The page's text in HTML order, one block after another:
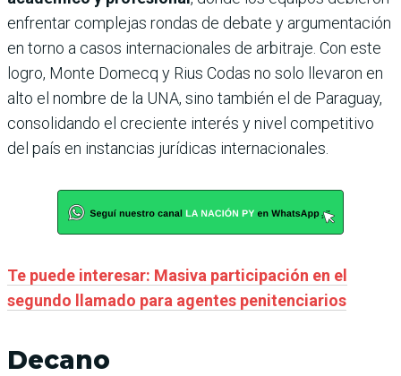
enfrentar complejas rondas de debate y argumentación
en torno a casos internacionales de arbitraje. Con este
logro, Monte Domecq y Rius Codas no solo llevaron en
alto el nombre de la UNA, sino también el de Paraguay,
consolidando el creciente interés y nivel competitivo
del país en instancias jurídicas internacionales.
Te puede interesar: Masiva participación en el
segundo llamado para agentes penitenciarios
Decano